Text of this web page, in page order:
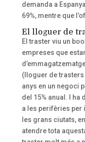
demanda a
69%, mentre que
El lloguer de
El traster viu un
empreses que
(lloguer de trasters
anys en un negoci
del 15% anual. I ha
a les perifèries per
les grans ciutats,
atendre tota